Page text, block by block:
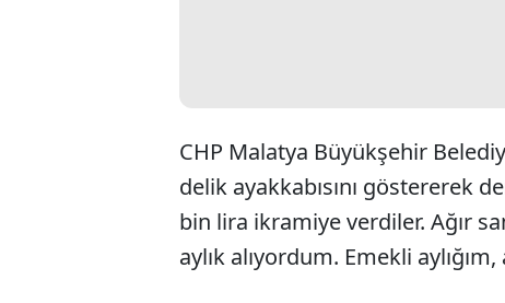
CHP Malatya Büyükşehir
delik ayakkabısını göstererek
bin lira ikramiye verdiler. Ağır
aylık alıyordum. Emekli